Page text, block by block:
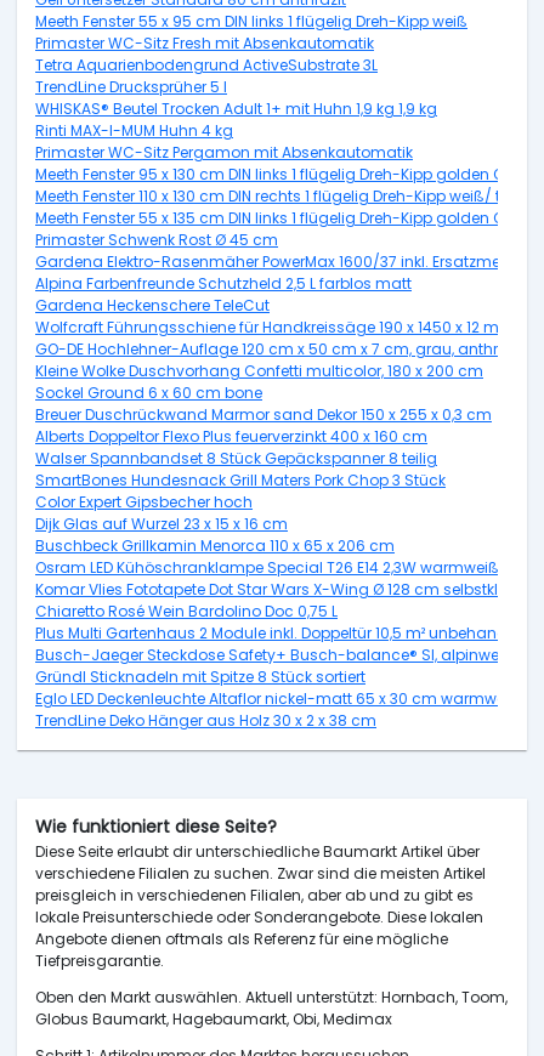
Meeth Fenster 55 x 95 cm DIN links 1 flügelig Dreh-Kipp weiß
Primaster WC-Sitz Fresh mit Absenkautomatik
Tetra Aquarienbodengrund ActiveSubstrate 3L
TrendLine Drucksprüher 5 l
WHISKAS® Beutel Trocken Adult 1+ mit Huhn 1,9 kg 1,9 kg
Rinti MAX-I-MUM Huhn 4 kg
Primaster WC-Sitz Pergamon mit Absenkautomatik
Meeth Fenster 95 x 130 cm DIN links 1 flügelig Dreh-Kipp golden Oak
Meeth Fenster 110 x 130 cm DIN rechts 1 flügelig Dreh-Kipp weiß/ titan
Meeth Fenster 55 x 135 cm DIN links 1 flügelig Dreh-Kipp golden Oak
Primaster Schwenk Rost Ø 45 cm
Gardena Elektro-Rasenmäher PowerMax 1600/37 inkl. Ersatzmesser
Alpina Farbenfreunde Schutzheld 2,5 L farblos matt
Gardena Heckenschere TeleCut
Wolfcraft Führungsschiene für Handkreissäge 190 x 1450 x 12 mm
GO-DE Hochlehner-Auflage 120 cm x 50 cm x 7 cm, grau, anthrazit
Kleine Wolke Duschvorhang Confetti multicolor, 180 x 200 cm
Sockel Ground 6 x 60 cm bone
Breuer Duschrückwand Marmor sand Dekor 150 x 255 x 0,3 cm
Alberts Doppeltor Flexo Plus feuerverzinkt 400 x 160 cm
Walser Spannbandset 8 Stück Gepäckspanner 8 teilig
SmartBones Hundesnack Grill Maters Pork Chop 3 Stück
Color Expert Gipsbecher hoch
Dijk Glas auf Wurzel 23 x 15 x 16 cm
Buschbeck Grillkamin Menorca 110 x 65 x 206 cm
Osram LED Kühöschranklampe Special T26 E14 2,3W warmweiß,
Komar Vlies Fototapete Dot Star Wars X-Wing Ø 128 cm selbstklebend
Chiaretto Rosé Wein Bardolino Doc 0,75 L
Plus Multi Gartenhaus 2 Module inkl. Doppeltür 10,5 m² unbehandelt
Busch-Jaeger Steckdose Safety+ Busch-balance® SI, alpinweiß, 20
Gründl Sticknadeln mit Spitze 8 Stück sortiert
Eglo LED Deckenleuchte Altaflor nickel-matt 65 x 30 cm warmweiß
TrendLine Deko Hänger aus Holz 30 x 2 x 38 cm
Wie funktioniert diese Seite?
Diese Seite erlaubt dir unterschiedliche Baumarkt Artikel über
verschiedene Filialen zu suchen. Zwar sind die meisten Artikel
preisgleich in verschiedenen Filialen, aber ab und zu gibt es
lokale Preisunterschiede oder Sonderangebote. Diese lokalen
Angebote dienen oftmals als Referenz für eine mögliche
Tiefpreisgarantie.
Oben den Markt auswählen. Aktuell unterstützt: Hornbach, Toom,
Globus Baumarkt, Hagebaumarkt, Obi, Medimax